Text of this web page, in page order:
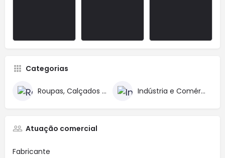
Categorias
Roupas, Calçados e Acessórios Indústria e Comércio
Atuação comercial
Fabricante